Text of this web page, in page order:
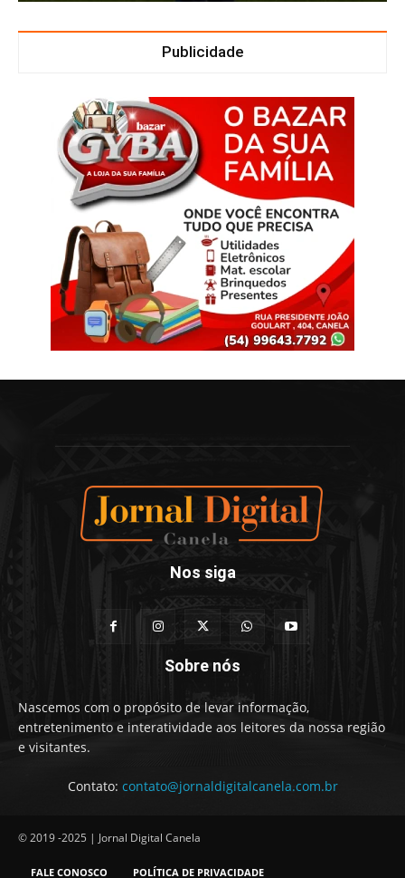
Publicidade
Nos siga
Sobre nós
Nascemos com o propósito de levar informação,
entretenimento e interatividade aos leitores da nossa região
e visitantes.
Contato: contato@jornaldigitalcanela.com.br
© 2019 -2025 | Jornal Digital Canela
FALE CONOSCO POLÍTICA DE PRIVACIDADE